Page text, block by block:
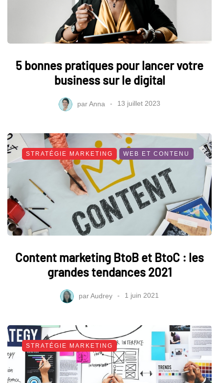
5 bonnes pratiques pour lancer votre
business sur le digital
parAnna 13 juillet 2023
STRATÉGIE MARKETING WEB ET CONTENU
Content marketing BtoB et BtoC : les
grandes tendances 2021
parAudrey 1 juin 2021
STRATÉGIE MARKETING